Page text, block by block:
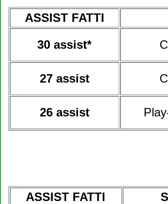
ASSIST FATTI
30 assist*
27 assist
26 assist
ASSIST FATTI